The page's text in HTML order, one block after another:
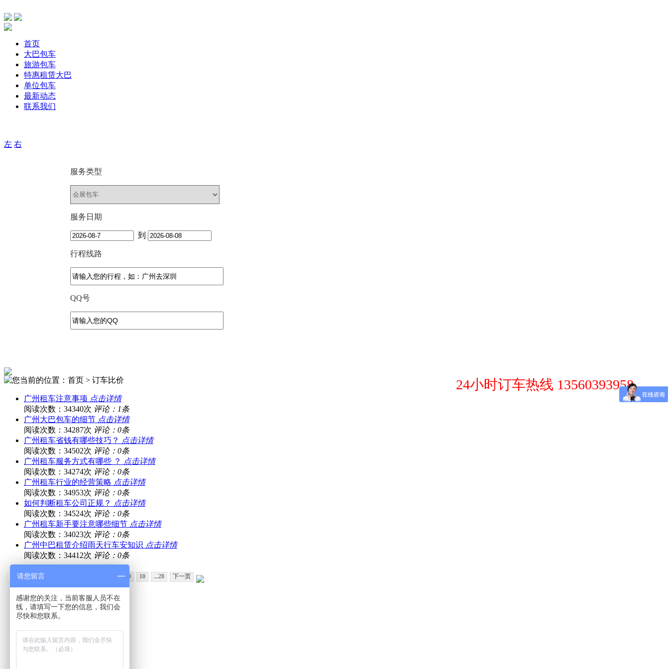
首页
大巴包车
旅游包车
特惠租赁大巴
单位包车
最新动态
联系我们
左 右
服务类型
服务日期
到
行程线路
QQ号
24小时订车热线 13560393958
您当前的位置：首页 > 订车比价
广州租车注意事项 点击详情
阅读次数：34340次 评论：1条
广州大巴包车的细节 点击详情
阅读次数：34287次 评论：0条
广州租车省钱有哪些技巧？ 点击详情
阅读次数：34502次 评论：0条
广州租车服务方式有哪些 ？ 点击详情
阅读次数：34274次 评论：0条
广州租车行业的经营策略 点击详情
阅读次数：34953次 评论：0条
如何判断租车公司正规？ 点击详情
阅读次数：34524次 评论：0条
广州租车新手要注意哪些细节 点击详情
阅读次数：34023次 评论：0条
广州中巴租赁介绍雨天行车安知识 点击详情
阅读次数：34412次 评论：0条
上一页 1 8 9 10 ...28 下一页
请您留言
感谢您的关注，当前客服人员不在
线，请填写一下您的信息，我们会
尽快和您联系。